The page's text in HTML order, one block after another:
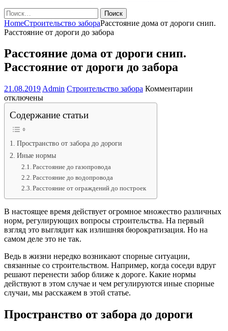
Найти:
HomeСтроительство забораРасстояние дома от дороги снип.
Расстояние от дороги до забора
Расстояние дома от дороги снип.
Расстояние от дороги до забора
21.08.2019 Admin Строительство забора Комментарии
отключены
Содержание статьи
Пространство от забора до дороги
Иные нормы
Расстояние до газопровода
Расстояние до водопровода
Расстояние от ограждений до построек
В настоящее время действует огромное множество различных
норм, регулирующих вопросы строительства. На первый
взгляд это выглядит как излишняя бюрократизация. Но на
самом деле это не так.
Ведь в жизни нередко возникают спорные ситуации,
связанные со строительством. Например, когда соседи вдруг
решают перенести забор ближе к дороге. Какие нормы
действуют в этом случае и чем регулируются иные спорные
случаи, мы расскажем в этой статье.
Пространство от забора до дороги